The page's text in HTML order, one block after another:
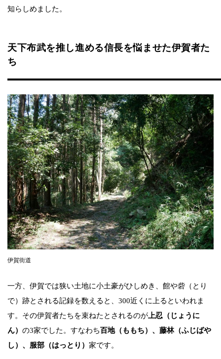
知らしめました。
天下布武を推し進める信長を悩ませた伊賀者た
ち
伊賀街道
一方、伊賀では狭い土地に小土豪がひしめき、館や砦（とり
で）跡とされる記録を数えると、300近くに上るといわれま
す。その伊賀者たちを束ねたとされるのが上忍（じょうに
ん） の3家でした。すなわち百地（ももち）、藤林（ふじばや
し）、服部（はっとり） 家です。